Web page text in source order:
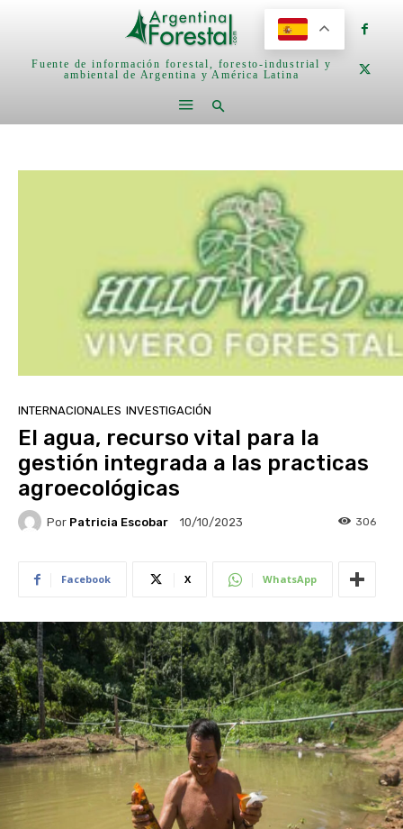
Fuente de información forestal, foresto-industrial y
ambiental de Argentina y América Latina
INTERNACIONALES INVESTIGACIÓN
El agua, recurso vital para la
gestión integrada a las practicas
agroecológicas
Por Patricia Escobar 10/10/2023 306
Facebook X WhatsApp